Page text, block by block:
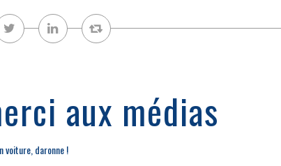
aux médias
voiture, daronne !